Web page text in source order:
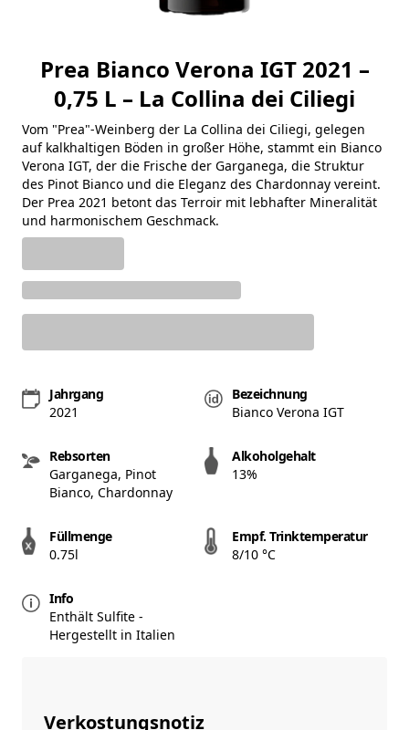
Prea Bianco Verona IGT 2021 –
0,75 L – La Collina dei Ciliegi
Vom "Prea"-Weinberg der La Collina dei Ciliegi, gelegen
auf kalkhaltigen Böden in großer Höhe, stammt ein Bianco
Verona IGT, der die Frische der Garganega, die Struktur
des Pinot Bianco und die Eleganz des Chardonnay vereint.
Der Prea 2021 betont das Terroir mit lebhafter Mineralität
und harmonischem Geschmack.
Jahrgang
2021
Bezeichnung
Bianco Verona IGT
Rebsorten
Garganega, Pinot
Bianco, Chardonnay
Alkoholgehalt
13%
Füllmenge
0.75l
Empf. Trinktemperatur
8/10 °C
Info
Enthält Sulfite -
Hergestellt in Italien
Verkostungsnotiz